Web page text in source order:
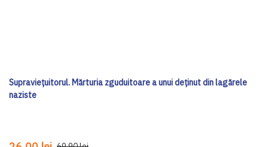
Supraviețuitorul. Mărturia zguduitoare a unui deținut din lagărele
naziste